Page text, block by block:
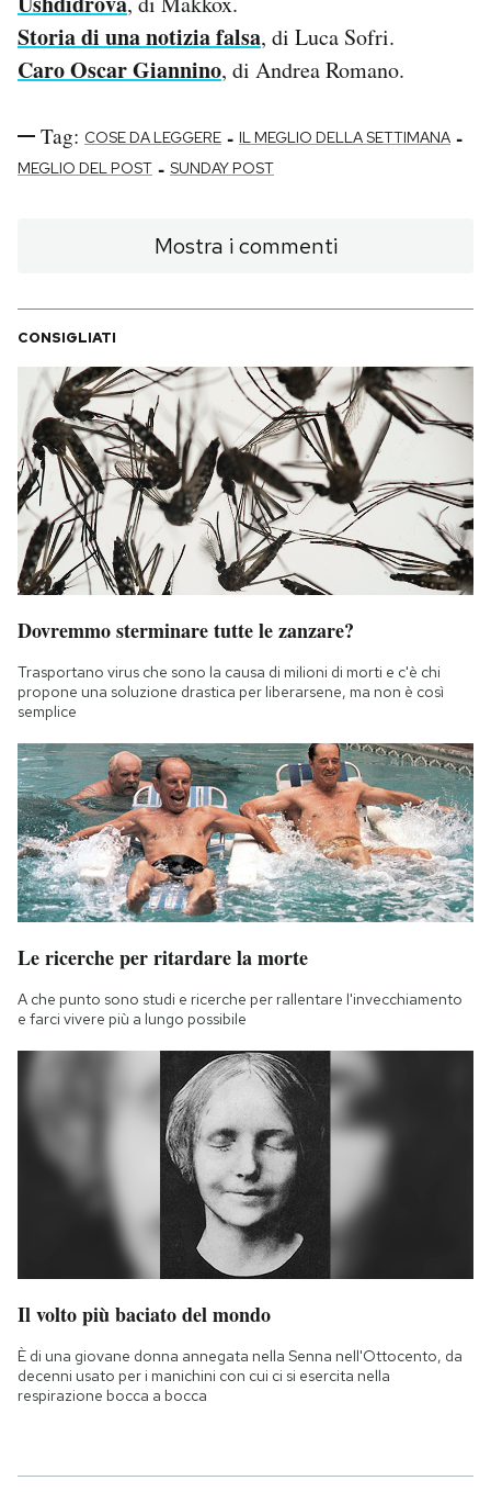
Storia di una notizia falsa, di Luca Sofri.
Caro Oscar Giannino, di Andrea Romano.
Tag: COSE DA LEGGERE - IL MEGLIO DELLA SETTIMANA -
MEGLIO DEL POST - SUNDAY POST
Mostra i commenti
CONSIGLIATI
Dovremmo sterminare tutte le zanzare?
Trasportano virus che sono la causa di milioni di morti e c'è chi
propone una soluzione drastica per liberarsene, ma non è così
semplice
Le ricerche per ritardare la morte
A che punto sono studi e ricerche per rallentare l'invecchiamento
e farci vivere più a lungo possibile
Il volto più baciato del mondo
È di una giovane donna annegata nella Senna nell'Ottocento, da
decenni usato per i manichini con cui ci si esercita nella
respirazione bocca a bocca